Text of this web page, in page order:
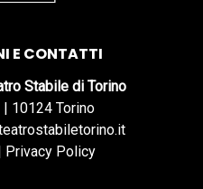
E CONTATTI
Stabile di Torino
10124 Torino
Privacy Policy